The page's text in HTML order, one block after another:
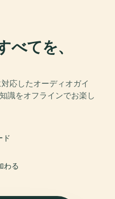
べてを、
応したオーディオガイ
識をオフラインでお楽し
ド
わる